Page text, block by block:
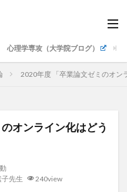
心理学専攻（大学院ブログ）
2020年度 「卒業論文ゼミのオン
オンライン化はどう
先生 240view